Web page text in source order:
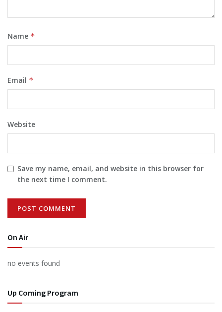
Name *
Email *
Website
Save my name, email, and website in this browser for
the next time I comment.
On Air
no events found
Up Coming Program